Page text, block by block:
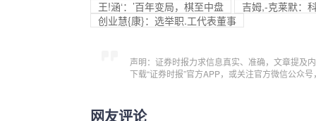
王!涵‘：’百年变局，棋至中盘
吉姆,-克莱默：
创业慧{康}：选举职.工代表董事
声明：证券时报力求信息真实、准确，文章提及
下载“证券时报”官方APP，或关注官方微信公众
网友评论